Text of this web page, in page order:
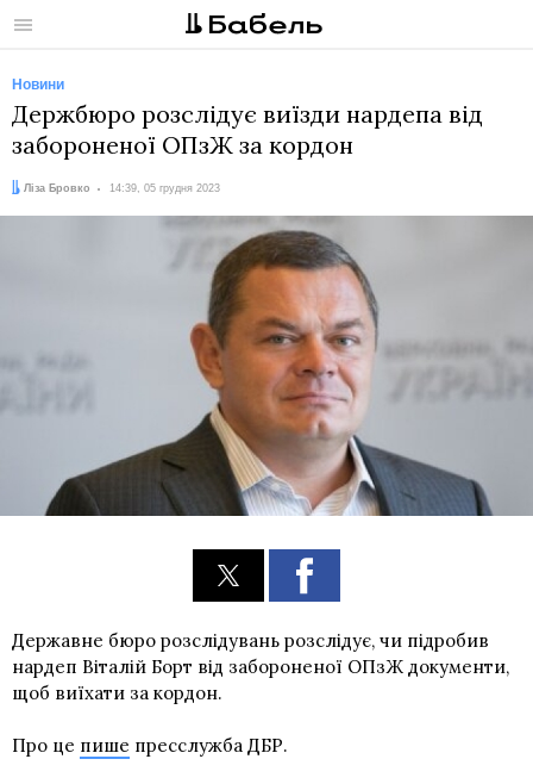
Меню
Новини
​Держбюро розслідує виїзди нардепа від
забороненої ОПзЖ за кордон
Автор:
Ліза Бровко
Дата: 14:39, 05 грудня 2023
Державне бюро розслідувань розслідує, чи підробив
нардеп Віталій Борт від забороненої ОПзЖ документи,
щоб виїхати за кордон.
Про це пише пресслужба ДБР.